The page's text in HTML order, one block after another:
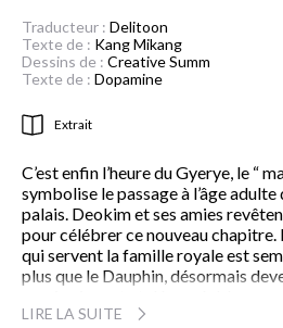
Traducteur : Delitoon
Texte de : Kang Mikang
Dessins de : Creative Summ
Texte de : Dopamine
Extrait
C’est enfin l’heure du Gyerye, le “
symbolise le passage à l’âge
palais. Deokim et ses amies
pour célébrer ce nouveau chapitre.
qui servent la famille royale est
plus que le Dauphin, désormais
Mais pourquoi le coeur de Deokim
LIRE LA SUITE